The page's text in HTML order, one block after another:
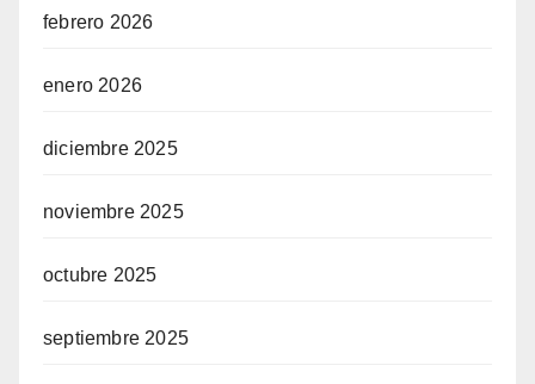
febrero 2026
enero 2026
diciembre 2025
noviembre 2025
octubre 2025
septiembre 2025